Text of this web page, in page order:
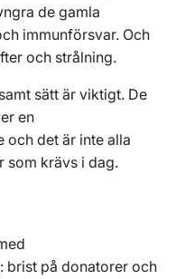
de gamla
immunförsvar. Och
och strålning.
sätt är viktigt. De
en
och det är inte alla
som krävs i dag.
brist på donatorer och